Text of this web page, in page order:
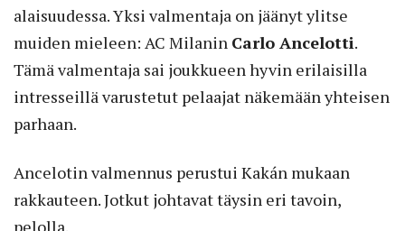
alaisuudessa. Yksi valmentaja on jäänyt ylitse
muiden mieleen: AC Milanin Carlo Ancelotti.
Tämä valmentaja sai joukkueen hyvin erilaisilla
intresseillä varustetut pelaajat näkemään yhteisen
parhaan.
Ancelotin valmennus perustui Kakán mukaan
rakkauteen. Jotkut johtavat täysin eri tavoin,
pelolla.